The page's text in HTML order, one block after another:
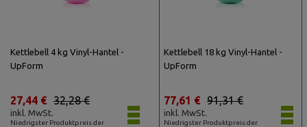
Kettlebell 4 kg Vinyl-Hantel -
UpForm
Niedrigster Produktpreis der
32,28 €
27,44 €
inkl. MwSt.
Kettlebell 18 kg Vinyl-Hantel -
UpForm
Niedrigster Produktpreis der
91,31 €
77,61 €
inkl. MwSt.